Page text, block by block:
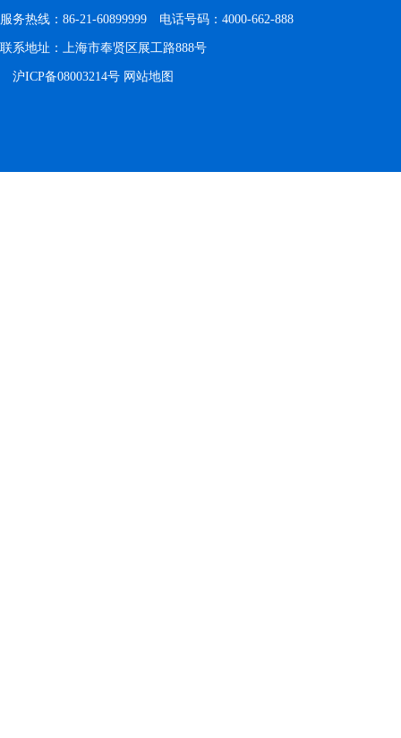
服务热线：86-21-60899999 电话号码：4000-662-888
联系地址：上海市奉贤区展工路888号
沪ICP备08003214号 网站地图